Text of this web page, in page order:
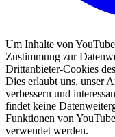
Um Inhalte von
Zustimmung zur
Drittanbieter-Cookies
Dies erlaubt uns, unser
verbessern und
findet keine
Funktionen von
verwendet werden.